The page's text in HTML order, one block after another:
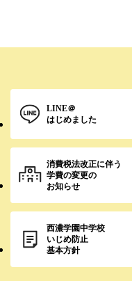
LINE＠
はじめました
消費税法改正に伴う
学費の変更の
お知らせ
西濃学園中学校
いじめ防止
基本方針